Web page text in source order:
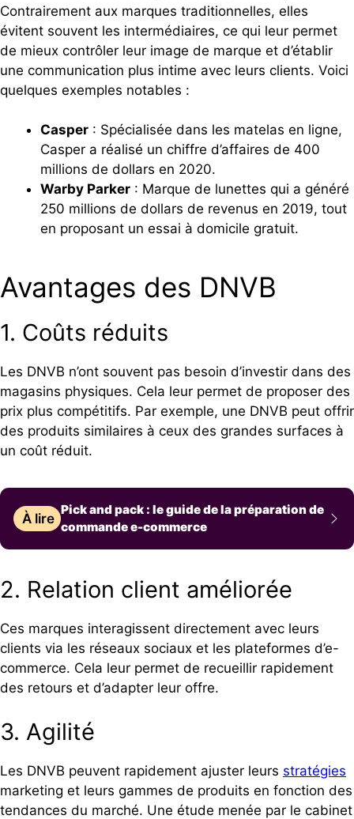
Contrairement aux marques traditionnelles, elles
évitent souvent les intermédiaires, ce qui leur permet
de mieux contrôler leur image de marque et d’établir
une communication plus intime avec leurs clients. Voici
quelques exemples notables :
Casper : Spécialisée dans les matelas en ligne,
Casper a réalisé un chiffre d’affaires de 400
millions de dollars en 2020.
Warby Parker : Marque de lunettes qui a généré
250 millions de dollars de revenus en 2019, tout
en proposant un essai à domicile gratuit.
Avantages des DNVB
1. Coûts réduits
Les DNVB n’ont souvent pas besoin d’investir dans des
magasins physiques. Cela leur permet de proposer des
prix plus compétitifs. Par exemple, une DNVB peut offrir
des produits similaires à ceux des grandes surfaces à
un coût réduit.
À lire
Pick and pack : le guide de la préparation de
commande e-commerce
2. Relation client améliorée
Ces marques interagissent directement avec leurs
clients via les réseaux sociaux et les plateformes d’e-
commerce. Cela leur permet de recueillir rapidement
des retours et d’adapter leur offre.
3. Agilité
Les DNVB peuvent rapidement ajuster leurs stratégies
marketing et leurs gammes de produits en fonction des
tendances du marché. Une étude menée par le cabinet